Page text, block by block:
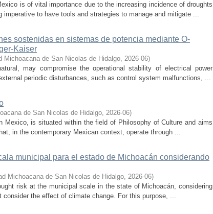
is of vital importance due to the increasing incidence of droughts
to have tools and strategies to manage and mitigate ...
sostenidas en sistemas de potencia mediante O-
Kaiser
Michoacana de San Nicolas de Hidalgo, 2026-06)
may compromise the operational stability of electrical power
periodic disturbances, such as control system malfunctions, ...
de San Nicolas de Hidalgo, 2026-06)
Mexico, is situated within the field of Philosophy of Culture and aims
in the contemporary Mexican context, operate through ...
municipal para el estado de Michoacán considerando
Michoacana de San Nicolas de Hidalgo, 2026-06)
risk at the municipal scale in the state of Michoacán, considering
the effect of climate change. For this purpose, ...